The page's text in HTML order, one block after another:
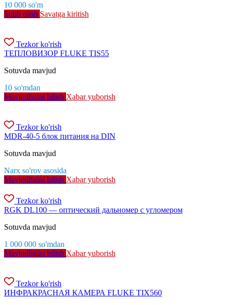
10 000 so'm
Sotib olish Savatga kiritish
Tezkor ko'rish
ТЕПЛОВИЗОР FLUKE TIS55
Sotuvda mavjud
10 so'mdan
Mavjudligini bilish Xabar yuborish
Tezkor ko'rish
MDR-40-5 блок питания на DIN
Sotuvda mavjud
Narx so'rov asosida
Mavjudligini bilish Xabar yuborish
Tezkor ko'rish
RGK DL100 — оптический дальномер с угломером
Sotuvda mavjud
1 000 000 so'mdan
Mavjudligini bilish Xabar yuborish
Tezkor ko'rish
ИНФРАКРАСНАЯ КАМЕРА FLUKE TIX560